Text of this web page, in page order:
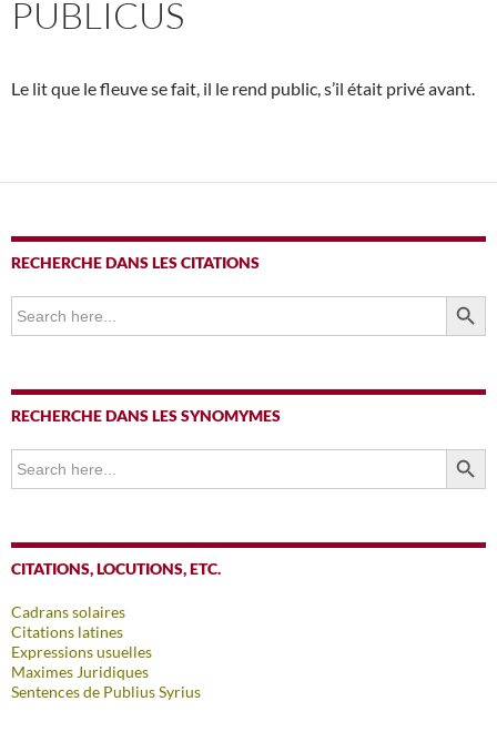
PUBLICUS
Le lit que le fleuve se fait, il le rend public, s’il était privé avant.
RECHERCHE DANS LES CITATIONS
Search
for:
SEARCH
RECHERCHE DANS LES SYNOMYMES
Search
for:
SEARCH
CITATIONS, LOCUTIONS, ETC.
Cadrans solaires
Citations latines
Expressions usuelles
Maximes Juridiques
Sentences de Publius Syrius